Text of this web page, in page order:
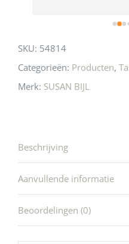
SKU: 54814
Categorieën: Producten,
Merk: SUSAN BIJL
Beschrijving
Aanvullende informatie
Beoordelingen (0)